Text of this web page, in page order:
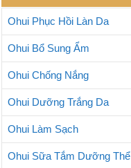
Ohui Phục Hồi Làn Da
Ohui Bổ Sung Ẩm
Ohui Chống Nắng
Ohui Dưỡng Trắng Da
Ohui Làm Sạch
Ohui Sữa Tắm Dưỡng Thể